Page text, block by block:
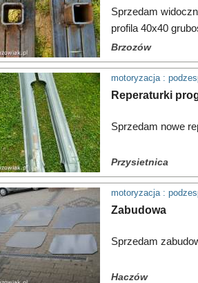
Sprzedam
profila 40x40
Brzozów
motoryzacja :
Reperaturki
Sprzedam nowe
Przysietnica
motoryzacja :
Zabudowa
Sprzedam
Haczów